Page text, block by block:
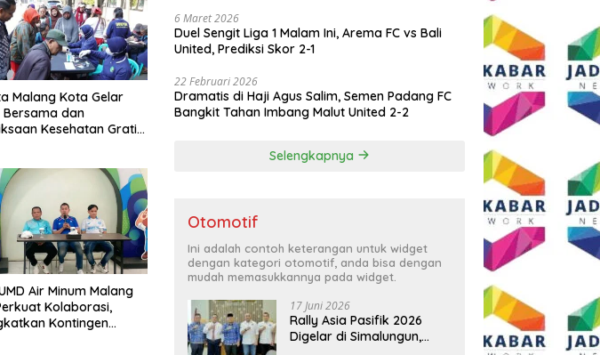
Malang Kota Gelar
Bersama dan
Kesehatan Gratis,
Air Minum Malang
Kolaborasi,
Kontingen
6 Maret 2026
Duel Sengit Liga 1 Malam Ini, Arema FC vs Bali
United, Prediksi Skor 2-1
22 Februari 2026
Dramatis di Haji Agus Salim, Semen Padang FC
Bangkit Tahan Imbang Malut United 2-2
Selengkapnya
Otomotif
Ini adalah contoh keterangan untuk widget
dengan kategori otomotif, anda bisa dengan
mudah memasukkannya pada widget.
17 Juni 2026
Rally Asia Pasifik 2026
Digelar di Simalungun,